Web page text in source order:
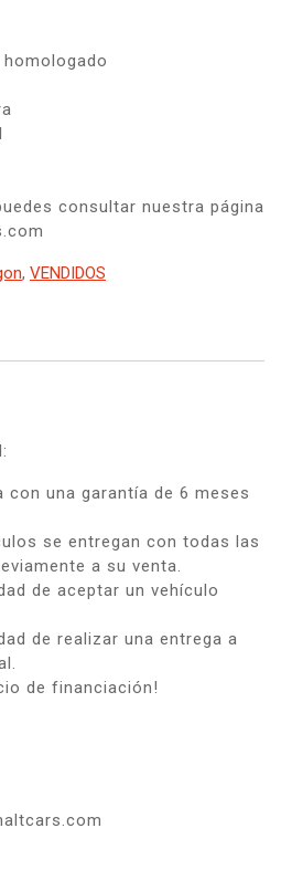
consultar nuestra página
, VENDIDOS
con una garantía de 6 meses
se entregan con todas las
a su venta.
de aceptar un vehículo
de realizar una entrega a
de financiación!